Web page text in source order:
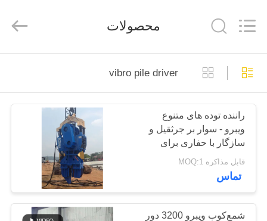
صفحه
اصلی
محصولات
نمایش
واقعیت
مجازی
Machinery
Co.,
محصولات
vibro pile driver
راننده توده های متنوع
ویبرو - سوار بر جرثقیل و
سازگار با حفاری برای
پروژه های ساختمانی
قابل مذاکره MOQ:1
تماس
شمع‌کوب ویبرو 3200 دور